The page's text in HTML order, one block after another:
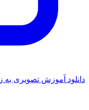
دانلود آموزش تصویری به